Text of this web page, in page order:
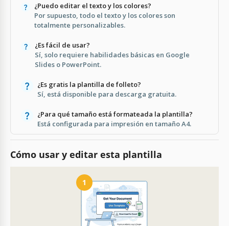
¿Puedo editar el texto y los colores?
Por supuesto, todo el texto y los colores son
totalmente personalizables.
¿Es fácil de usar?
Sí, solo requiere habilidades básicas en Google
Slides o PowerPoint.
¿Es gratis la plantilla de folleto?
Sí, está disponible para descarga gratuita.
¿Para qué tamaño está formateada la plantilla?
Está configurada para impresión en tamaño A4.
Cómo usar y editar esta plantilla
1